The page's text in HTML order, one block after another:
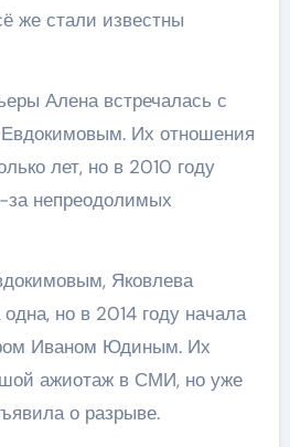
же стали известны
Алена встречалась с
Их отношения
лет, но в 2010 году
за непреодолимых
Яковлева
но в 2014 году начала
Иваном Юдиным. Их
ажиотаж в СМИ, но уже
о разрыве.